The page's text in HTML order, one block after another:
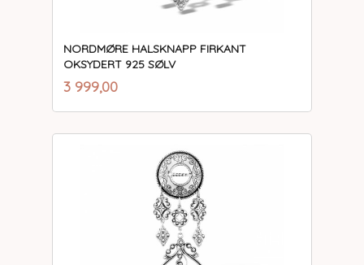
NORDMØRE HALSKNAPP FIRKANT
OKSYDERT 925 SØLV
Pris
3 999,00mva.